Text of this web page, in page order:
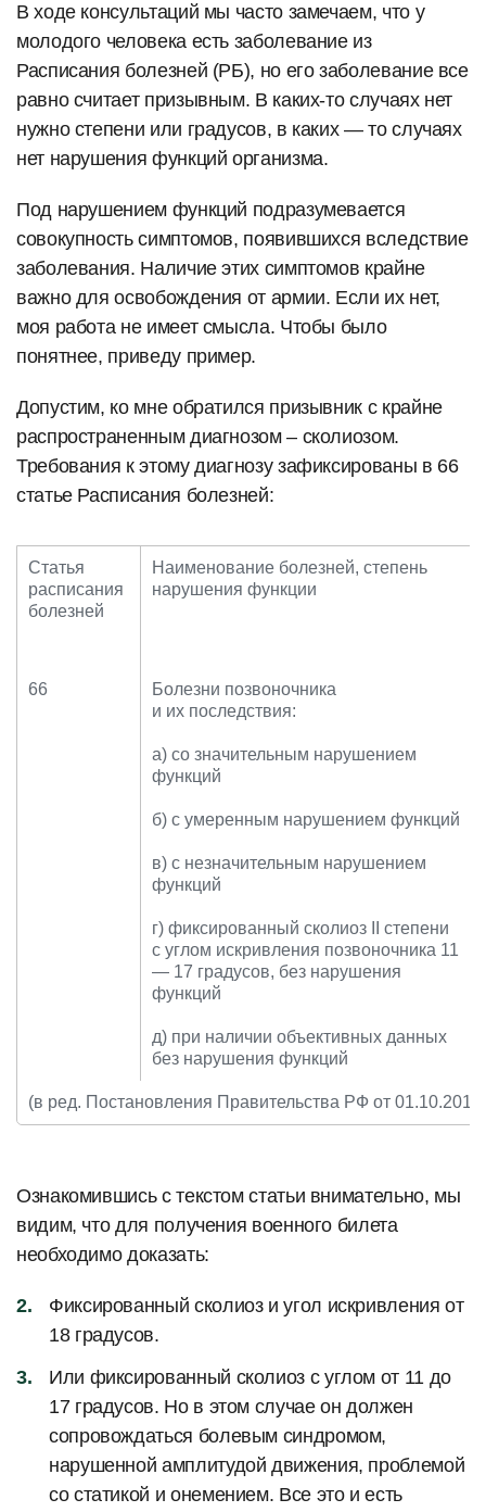
В ходе консультаций мы часто замечаем, что у
молодого человека есть заболевание из
Расписания болезней (РБ), но его заболевание все
равно считает призывным. В каких-то случаях нет
нужно степени или градусов, в каких — то случаях
нет нарушения функций организма.
Под нарушением функций подразумевается
совокупность симптомов, появившихся вследствие
заболевания. Наличие этих симптомов крайне
важно для освобождения от армии. Если их нет,
моя работа не имеет смысла. Чтобы было
понятнее, приведу пример.
Допустим, ко мне обратился призывник с крайне
распространенным диагнозом – сколиозом.
Требования к этому диагнозу зафиксированы в 66
статье Расписания болезней:
Статья
расписания
болезней
Наименование болезней, степень
нарушения функции
66
Болезни позвоночника
и их последствия:
а) со значительным нарушением
функций
б) с умеренным нарушением функций
в) с незначительным нарушением
функций
г) фиксированный сколиоз II степени
с углом искривления позвоночника 11
— 17 градусов, без нарушения
функций
д) при наличии объективных данных
без нарушения функций
(в ред. Постановления Правительства РФ от 01.10.2014
Ознакомившись с текстом статьи внимательно, мы
видим, что для получения военного билета
необходимо доказать:
Фиксированный сколиоз и угол искривления от
18 градусов.
Или фиксированный сколиоз с углом от 11 до
17 градусов. Но в этом случае он должен
сопровождаться болевым синдромом,
нарушенной амплитудой движения, проблемой
со статикой и онемением. Все это и есть